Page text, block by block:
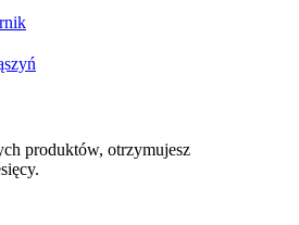
produktów, otrzymujesz